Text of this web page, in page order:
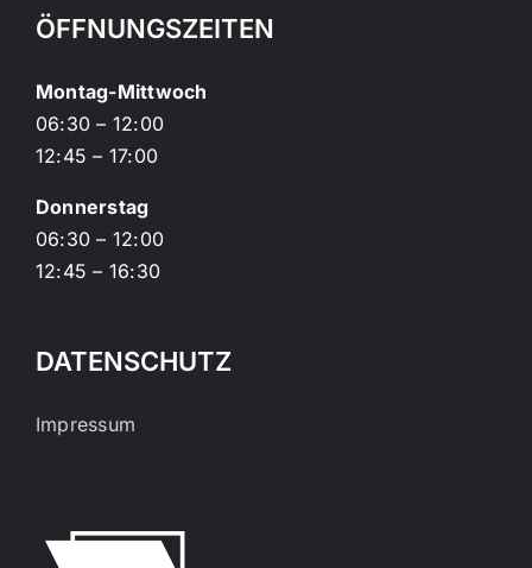
ÖFFNUNGSZEITEN
Montag-Mittwoch
06:30 – 12:00
12:45 – 17:00
Donnerstag
06:30 – 12:00
12:45 – 16:30
DATENSCHUTZ
Impressum